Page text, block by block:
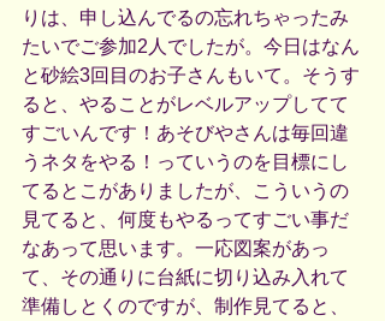
りは、申し込んでるの忘れちゃったみ
たいでご参加2人でしたが。今日はなん
と砂絵3回目のお子さんもいて。そうす
ると、やることがレベルアップしてて
すごいんです！あそびやさんは毎回違
うネタをやる！っていうのを目標にし
てるとこがありましたが、こういうの
見てると、何度もやるってすごい事だ
なあって思います。一応図案があっ
て、その通りに台紙に切り込み入れて
準備しとくのですが、制作見てると、